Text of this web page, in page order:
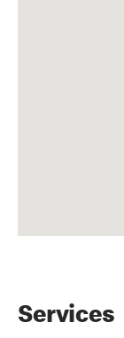
Services